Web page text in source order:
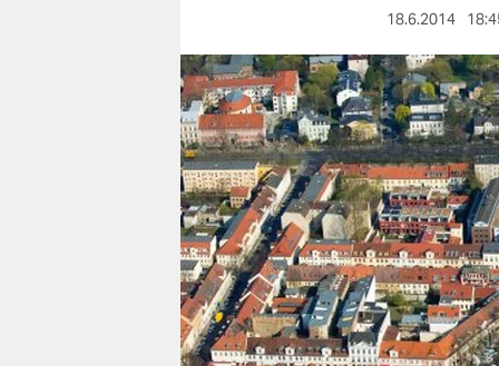
berlin
nord
wahrheit
verlag
verlag
veranstaltungen
18.6.2014